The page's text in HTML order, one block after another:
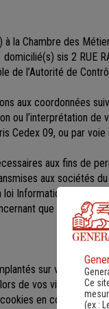
à la Chambre des
sis 2 RUE
de l’Autorité de
aux coordonnées
ou l’interprétation
Cedex 09, ou par
aux fins de
aux sociétés du
Informatique et
que vous
sur votre
de vos visites
en configurant
Ce
(ex :